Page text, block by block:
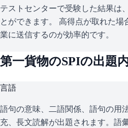
テストセンターで受験した結果は
とができます。 高得点が取れた場
業に送信するのが効率的です。
第一貨物のSPIの出題
言語
語句の意味、二語関係、語句の用
充、長文読解が出題されます。語